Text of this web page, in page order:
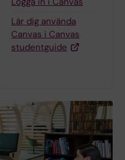
Lär dig använda
Canvas i Canvas
studentguide